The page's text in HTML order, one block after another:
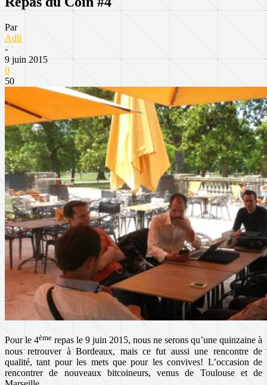
Par
Adli
-
9 juin 2015
0
50
Pour le 4ème repas le 9 juin 2015, nous ne serons qu’une quinzaine à
nous retrouver à Bordeaux, mais ce fut aussi une rencontre de
qualité, tant pour les mets que pour les convives! L’occasion de
rencontrer de nouveaux bitcoineurs, venus de Toulouse et de